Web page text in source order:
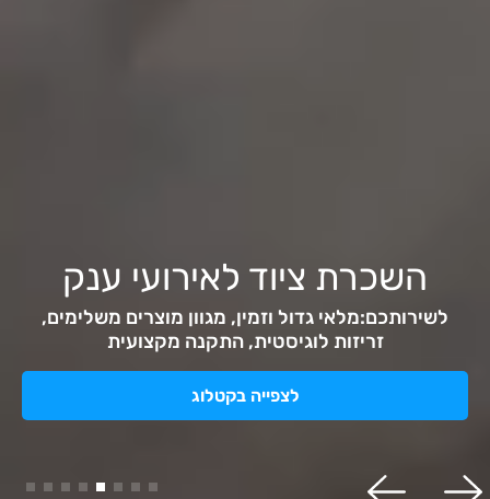
ועבודה
גדר זמנית, מעקות קצה, מעברים בטוחים, מבנים ניידים.
מלאי גדול וזמין - מה שסוכם יבוצע
לצפייה בקטלוג